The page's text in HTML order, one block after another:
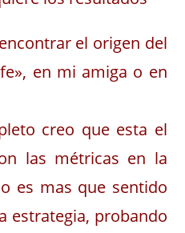
el origen del
en mi amiga o en
creo que esta el
las métricas en la
es mas que sentido
estrategia, probando